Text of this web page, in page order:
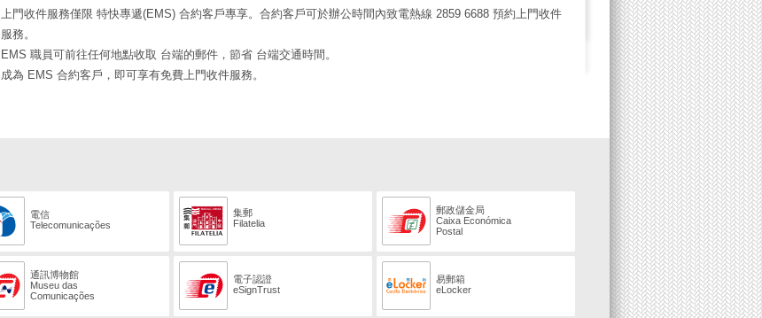
上門收件服務僅限 特快專遞(EMS) 合約客戶專享。合約客戶可於辦公時間內致電熱線 2859 6688 預約上門收件
服務。
EMS 職員可前往任何地點收取 台端的郵件，節省 台端交通時間。
成為 EMS 合約客戶，即可享有免費上門收件服務。
電信
Telecomunicações
集郵
Filatelia
郵政儲金局
Caixa Económica
Postal
通訊博物館
Museu das
Comunicações
電子認證
eSignTrust
易郵箱
eLocker